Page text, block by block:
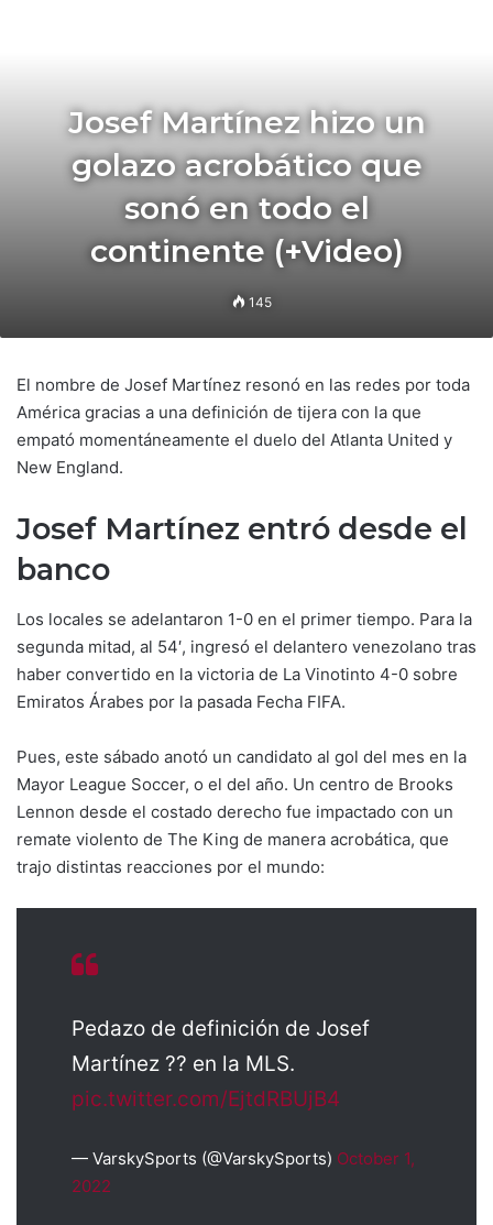
Josef Martínez hizo un
golazo acrobático que
sonó en todo el
continente (+Video)
145
El nombre de Josef Martínez resonó en las redes por toda
América gracias a una definición de tijera con la que
empató momentáneamente el duelo del Atlanta United y
New England.
Josef Martínez entró desde el
banco
Los locales se adelantaron 1-0 en el primer tiempo. Para la
segunda mitad, al 54′, ingresó el delantero venezolano tras
haber convertido en la victoria de La Vinotinto 4-0 sobre
Emiratos Árabes por la pasada Fecha FIFA.
Pues, este sábado anotó un candidato al gol del mes en la
Mayor League Soccer, o el del año. Un centro de Brooks
Lennon desde el costado derecho fue impactado con un
remate violento de The King de manera acrobática, que
trajo distintas reacciones por el mundo:
Pedazo de definición de Josef
Martínez ?? en la MLS.
pic.twitter.com/EjtdRBUjB4
— VarskySports (@VarskySports) October 1,
2022